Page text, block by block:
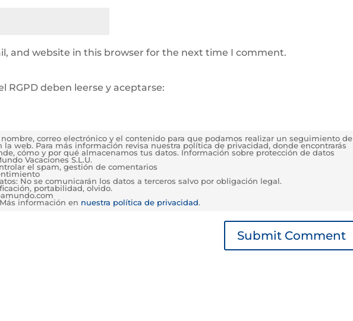
and website in this browser for the next time I comment.
RGPD deben leerse y aceptarse:
correo electrónico y el contenido para que podamos realizar un seguimiento de
la web. Para más información revisa nuestra política de privacidad, donde encontrarás
cómo y por qué almacenamos tus datos. Información sobre protección de datos
Vacaciones S.L.U.
el spam, gestión de comentarios
No se comunicarán los datos a terceros salvo por obligación legal.
portabilidad, olvido.
información en nuestra política de privacidad.